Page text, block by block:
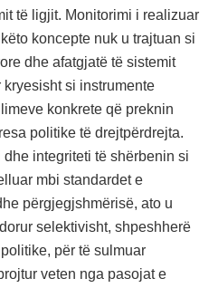
të ligjit. Monitorimi i realizuar
koncepte nuk u trajtuan si
dhe afatgjatë të sistemit
si instrumente
konkrete që preknin
politike të drejtpërdrejta.
integriteti të shërbenin si
mbi standardet e
përgjegjshmërisë, ato u
selektivisht, shpeshherë
për të sulmuar
veten nga pasojat e